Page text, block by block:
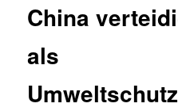
China
als